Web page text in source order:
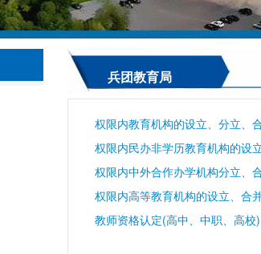
兵团教育局
权限内教育机构的设立、分立、
权限内民办非学历教育机构的设
权限内高等教育机构的设立、合
教师资格认定(高中、中职、高校)